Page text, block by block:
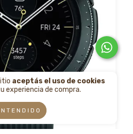
aceptás el uso de cookies
experiencia de compra.